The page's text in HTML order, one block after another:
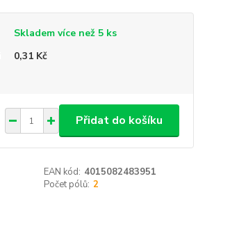
Skladem více než 5 ks
0,31 Kč
Přidat do košíku
EAN kód: 4015082483951
Počet pólů: 2